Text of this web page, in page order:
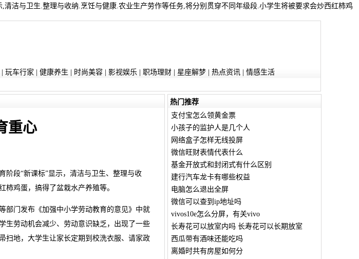
洁与卫生.整理与收纳.烹饪与健康.农业生产劳作等任务,将分别贯穿不同年级段.小学生将被要求会炒西红柿鸡
玩车行家 健康养生 时尚美容| 影视娱乐 职场理财| 星座解梦| 热点资讯| 情感生活
重心
阶段“新课标”显示，清洁与卫生、整理与收
鸡蛋，搞得了盆栽水产养殖等。
部门发布《加强中小学劳动教育的意见》中就
生劳动机会减少、劳动意识缺乏，出现了一些
扫地，大学生让家长定期到校洗衣服、请家政
热门推荐
支付宝怎么领黄金票
小孩子的监护人是几个人
网络盒子怎样无线投屏
微信旺财表情代表什么
基金开放式和封闭式有什么区别
建行汽车龙卡有哪些权益
电脑怎么退出全屏
微信可以查到ip地址吗
vivos10e怎么分屏，有关vivo
长寿花可以放室内吗 长寿花可以长期放室
西瓜带有酒味还能吃吗
离婚时共有房屋如何分